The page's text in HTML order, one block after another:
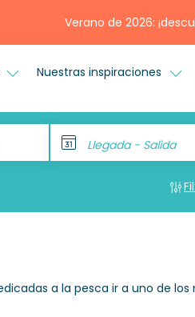
Verano de 2026:
Nuestras inspiraciones
Llegada - Salida
a la pesca ir a uno de